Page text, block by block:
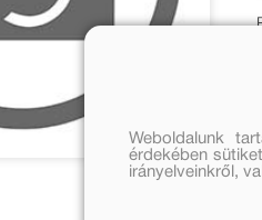
Weboldalunk
érdekében
irányelveinkről,